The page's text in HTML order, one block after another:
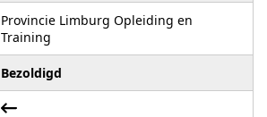
Provincie Limburg Opleiding en
Training
Bezoldigd